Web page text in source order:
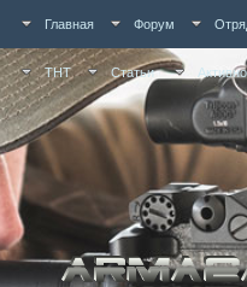
Главная Форум
ТНТ Статьи